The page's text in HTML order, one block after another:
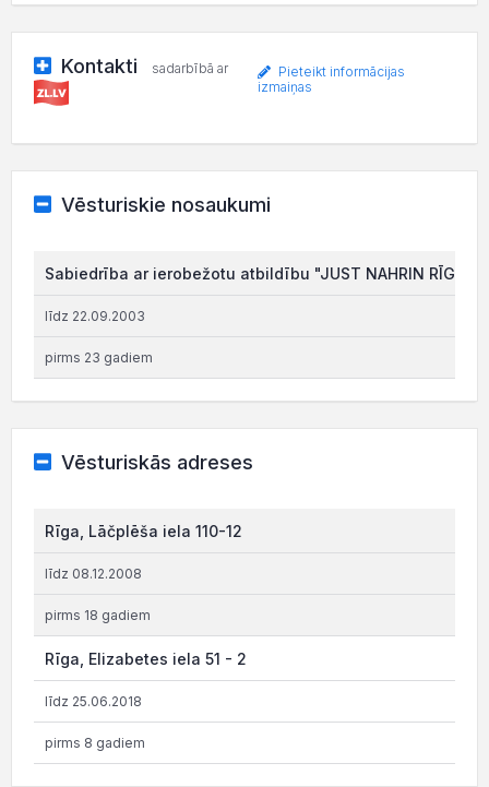
Kontakti sadarbībā ar
Pieteikt informācijas
izmaiņas
Vēsturiskie nosaukumi
Sabiedrība ar ierobežotu atbildību "JUST NAHRIN RĪGĀ
līdz 22.09.2003
pirms 23 gadiem
Vēsturiskās adreses
Rīga, Lāčplēša iela 110-12
līdz 08.12.2008
pirms 18 gadiem
Rīga, Elizabetes iela 51 - 2
līdz 25.06.2018
pirms 8 gadiem